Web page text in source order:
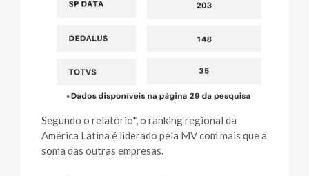
Segundo o relatório*, o ranking regional da
América Latina é liderado pela MV com mais que a
soma das outras empresas.